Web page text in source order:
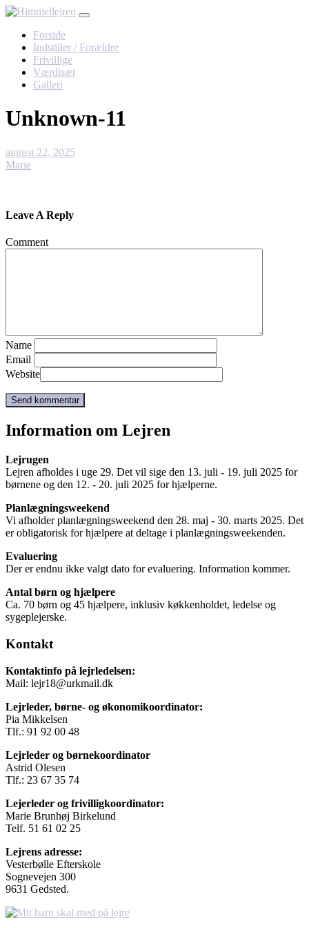
Skip
contentForside
Indstiller / Forældre
Frivillige
Værdisæt
Galleri
Unknown-11
august 22, 2025
Marie
Leave A Reply
Comment
Name
Email
Website
Information om Lejren
Lejrugen
Lejren afholdes i uge 29. Det vil sige den 13. juli - 19. juli 2025 for
børnene og den 12. - 20. juli 2025 for hjælperne.
Planlægningsweekend
Vi afholder planlægningsweekend den 28. maj - 30. marts 2025. Det
er obligatorisk for hjælpere at deltage i planlægningsweekenden.
Evaluering
Der er endnu ikke valgt dato for evaluering. Information kommer.
Antal børn og hjælpere
Ca. 70 børn og 45 hjælpere, inklusiv køkkenholdet, ledelse og
sygeplejerske.
Kontakt
Kontaktinfo på lejrledelsen:
Mail: lejr18@urkmail.dk
Lejrleder, børne- og økonomikoordinator:
Pia Mikkelsen
Tlf.: 91 92 00 48
Lejrleder og børnekoordinator
Astrid Olesen
Tlf.: 23 67 35 74
Lejerleder og frivilligkoordinator:
Marie Brunhøj Birkelund
Telf. 51 61 02 25
Lejrens adresse:
Vesterbølle Efterskole
Sognevejen 300
9631 Gedsted.